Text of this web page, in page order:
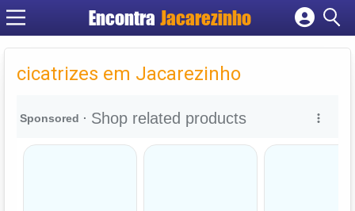
Encontra Jacarezinho
Cadastrar empresa
Criar conta
cicatrizes em Jacarezinho